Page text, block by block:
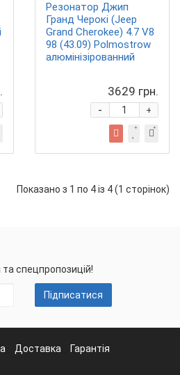
Резонатор Джип
Гранд Черокі (Jeep
Grand Cherokee) 4.7 V8
98 (43.09) Polmostrow
алюмінізірованний
3629 грн.
+
-
Показано з 1 по 4 із 4 (1 сторінок)
та спецпропозицій!
Підписатися
Доставка Гарантія